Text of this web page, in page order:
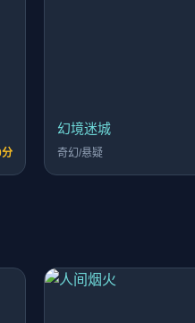
幻境迷城
奇幻/悬疑